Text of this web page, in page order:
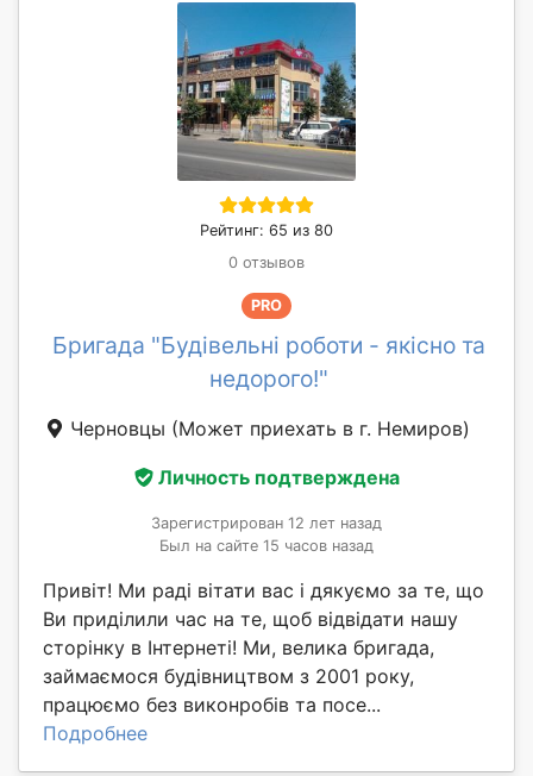
Рейтинг: 65 из 80
0 отзывов
PRO
Бригада "Будівельні роботи - якісно та
недорого!"
Черновцы (Может приехать в г. Немиров)
Личность подтверждена
Зарегистрирован 12 лет назад
Был на сайте 15 часов назад
Привіт! Ми раді вітати вас і дякуємо за те, що
Ви приділили час на те, щоб відвідати нашу
сторінку в Інтернеті! Ми, велика бригада,
займаємося будівництвом з 2001 року,
працюємо без виконробів та посе...
Подробнее